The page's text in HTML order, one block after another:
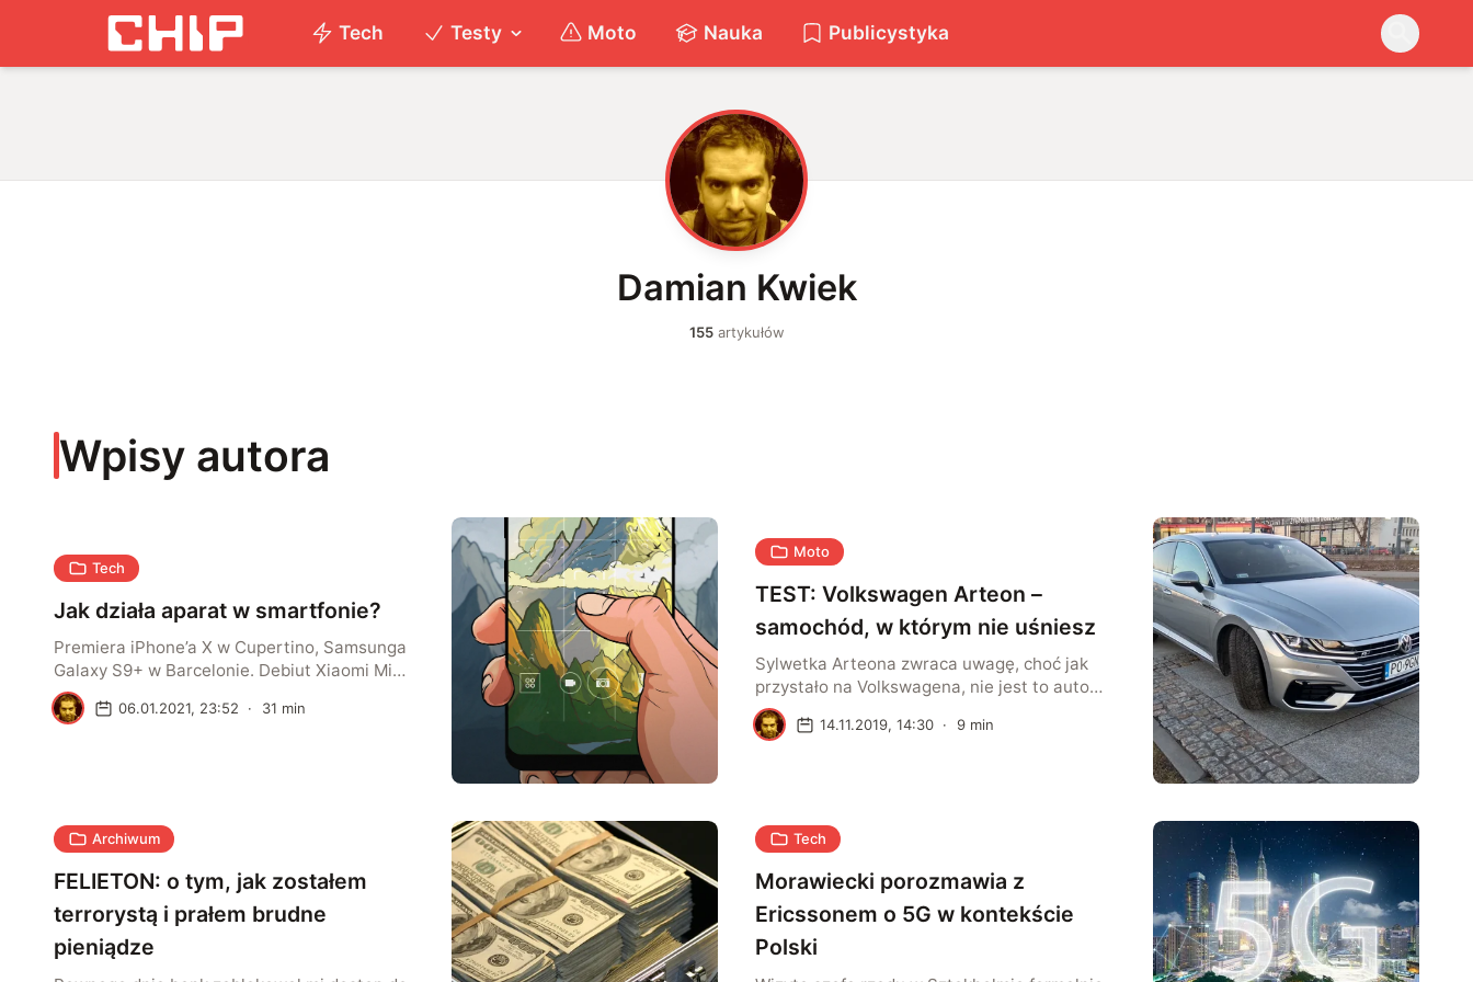
Tech Testy Moto Nauka Publicystyka
D
Damian Kwiek
155 artykułów
Wpisy autora
Tech
Jak działa aparat w smartfonie?
Premiera iPhone’a X w Cupertino, Samsunga
Galaxy S9+ w Barcelonie. Debiut Xiaomi Mi
Mix 2S w Szanghaju i Huaweia P20 Pro w
Paryżu. Podczas każdej z tych prezentacji
fotografii smartfonowej.
D 06.01.2021, 23:52 · 31 min
Moto
TEST: Volkswagen Arteon –
samochód, w którym nie uśniesz
Sylwetka Arteona zwraca uwagę, choć jak
przystało na Volkswagena, nie jest to auto
estetycznie “krzykliwe”. Nie jest łatwo opisowo
je sklasyfikować. Zwykle sięgam po zwrot:
Emergency Assist i PreCrash. Do czego służą?
D 14.11.2019, 14:30 · 9min
Archiwum
FELIETON: o tym, jak zostałem
terrorystą i prałem brudne
pieniądze
Tech
Morawiecki porozmawia z
Ericssonem o 5G w kontekście
Polski